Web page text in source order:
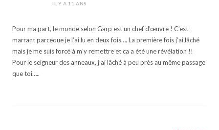
IL Y A 11 ANS
Pour ma part, le monde selon Garp est un chef d’œuvre ! C’est
marrant parceque je l’ai lu en deux fois…. La première fois j’ai lâché
mais je me suis forcé à m’y remettre et ca a été une révélation !!
Pour le seigneur des anneaux, j’ai lâché à peu près au même passage
que toi…..